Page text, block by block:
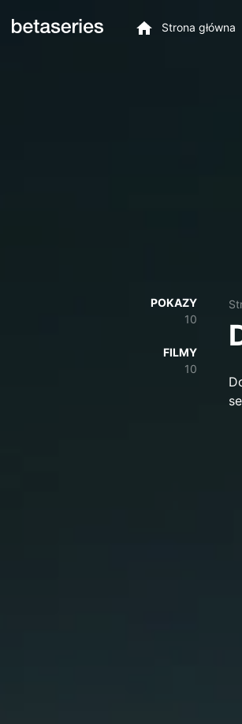
Strona główna
POKAZY
10
FILMY
10